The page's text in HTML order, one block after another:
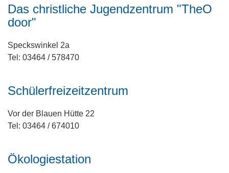
Das christliche Jugendzentrum "TheO
door"
Speckswinkel 2a
Tel: 03464 / 578470
Schülerfreizeitzentrum
Vor der Blauen Hütte 22
Tel: 03464 / 674010
Ökologiestation